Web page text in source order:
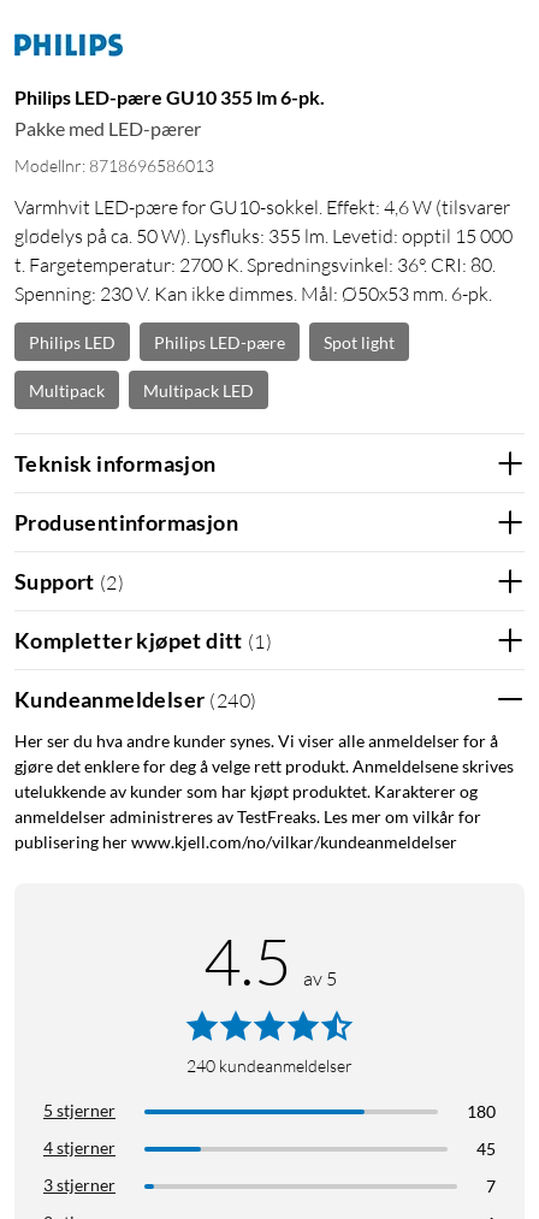
Philips LED-pære GU10 355 lm 6-pk.
Pakke med LED-pærer
Modellnr: 8718696586013
Varmhvit LED-pære for GU10-sokkel. Effekt: 4,6 W (tilsvarer
glødelys på ca. 50 W). Lysfluks: 355 lm. Levetid: opptil 15 000
t. Fargetemperatur: 2700 K. Spredningsvinkel: 36°. CRI: 80.
Spenning: 230 V. Kan ikke dimmes. Mål: Ø50x53 mm. 6-pk.
Philips LED Philips LED-pære Spot light
Multipack Multipack LED
Teknisk informasjon
Produsentinformasjon
Support (2)
Kompletter kjøpet ditt (1 )
Kundeanmeldelser (240)
Her ser du hva andre kunder synes. Vi viser alle anmeldelser for å
gjøre det enklere for deg å velge rett produkt. Anmeldelsene skrives
utelukkende av kunder som har kjøpt produktet. Karakterer og
anmeldelser administreres av TestFreaks. Les mer om vilkår for
publisering her www.kjell.com/no/vilkar/kundeanmeldelser
4.5 av 5
240 kundeanmeldelser
5 stjerner
180
4 stjerner
45
3 stjerner
7